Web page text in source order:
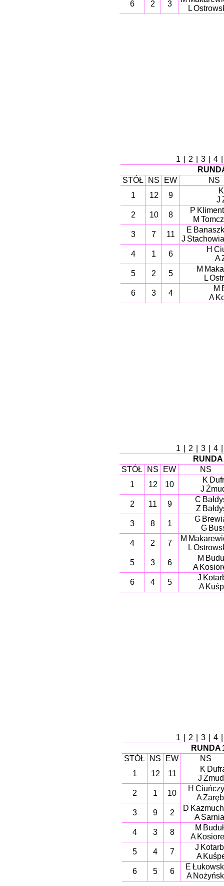
6
2 3
L
1 2 3 4
STÓŁ
NS EW
NS
1
12 9
J
2
10 8
P
M
3
7 11
E
J
4
1 6
H
A
5
2 5
M
L
6
3 4
M
A
1 2 3 4
RUNDA
STÓŁ
NS EW
NS
1
12 10
K
J
2
11 9
C
Z
3
8 1
G
G
4
2 7
M
L
5
3 6
M
A
6
4 5
J
A
1 2 3 4
RUNDA
STÓŁ
NS EW
NS
1
12 11
K
J
2
1 10
H
A
3
9 2
D
A
4
3 8
M
A
5
4 7
J
A
6
5 6
E
A